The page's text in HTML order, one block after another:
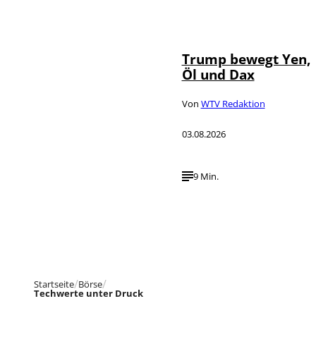
Trump bewegt Yen,
Öl und Dax
Von WTV Redaktion
03.08.2026
9 Min.
Startseite Börse
Techwerte unter Druck